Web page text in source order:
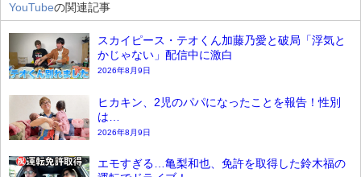
YouTubeの関連記事
スカイピース・テオくん加藤乃愛と破局「浮気と
かじゃない」配信中に激白
2026年8月9日
ヒカキン、2児のパパになったことを報告！性別
は…
2026年8月9日
エモすぎる…亀梨和也、免許を取得した鈴木福の